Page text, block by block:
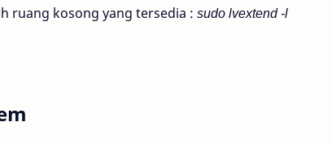
ruang kosong yang tersedia : sudo lvextend -l